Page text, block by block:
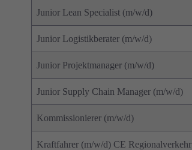
Junior Lean Specialist (m/w/d)
Junior Logistikberater (m/w/d)
Junior Projektmanager (m/w/d)
Junior Supply Chain Manager (m/w/d)
Kommissionierer (m/w/d)
Kraftfahrer (m/w/d) CE Regionalverkehr